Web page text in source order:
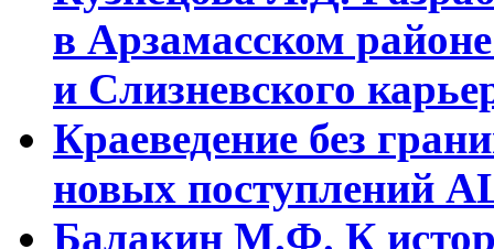
в Арзамасском
и Слизневского
Краеведение без
новых поступлений
Балакин М.Ф. К